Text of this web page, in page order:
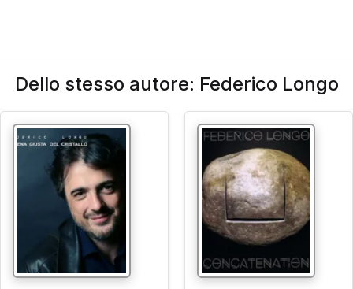
Dello stesso autore: Federico Longo